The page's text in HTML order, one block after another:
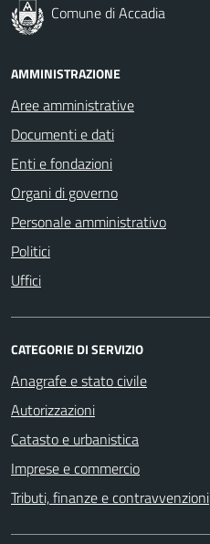
Comune di Accadia
AMMINISTRAZIONE
Aree amministrative
Documenti e dati
Enti e fondazioni
Organi di governo
Personale amministrativo
Politici
Uffici
CATEGORIE DI SERVIZIO
Anagrafe e stato civile
Autorizzazioni
Catasto e urbanistica
Imprese e commercio
Tributi, finanze e contravvenzioni